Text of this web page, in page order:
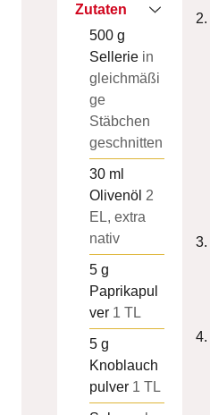
Zutaten
500 g
Sellerie in
gleichmäßi
ge
Stäbchen
geschnitten
30 ml
Olivenöl 2
EL, extra
nativ
5 g
Paprikapul
ver 1 TL
5 g
Knoblauch
pulver 1 TL